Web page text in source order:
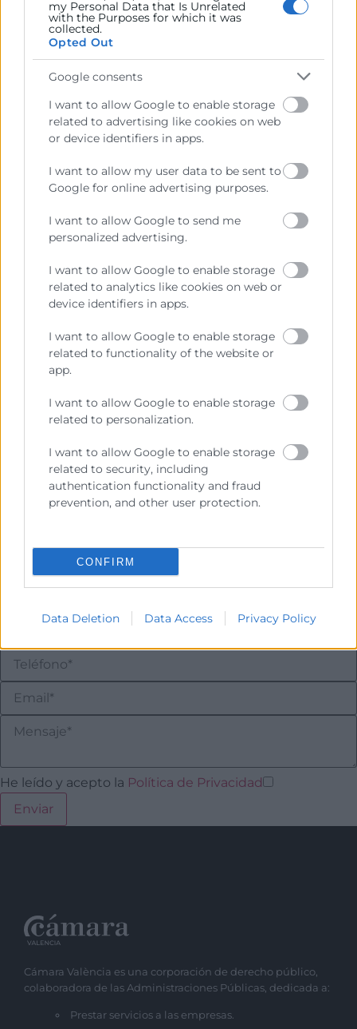
my Personal Data that Is Unrelated
with the Purposes for which it was
collected.
Opted Out
Google consents
I want to allow Google to enable storage
related to advertising like cookies on web
or device identifiers in apps.
I want to allow my user data to be sent to
Google for online advertising purposes.
I want to allow Google to send me
personalized advertising.
I want to allow Google to enable storage
related to analytics like cookies on web or
device identifiers in apps.
I want to allow Google to enable storage
related to functionality of the website or
app.
I want to allow Google to enable storage
related to personalization.
I want to allow Google to enable storage
related to security, including
authentication functionality and fraud
prevention, and other user protection.
CONFIRM
Data Deletion Data Access Privacy Policy
Contacto
Jose Aparici
Gestor de Sostenibilidad
963 103 998
He leído y acepto la Política de Privacidad
Cámara València es una corporación de derecho público,
colaboradora de las Administraciones Públicas, dedicada a:
Prestar servicios a las empresas.